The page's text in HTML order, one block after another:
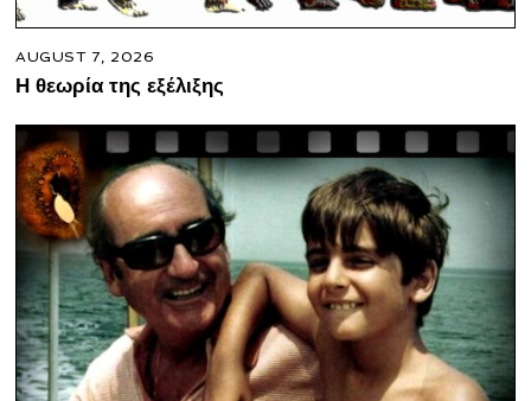
AUGUST 7, 2026
Η θεωρία της εξέλιξης